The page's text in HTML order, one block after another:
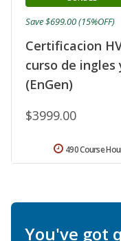
Certificacion
curso de
(EnGen)
$3999.00
Save $699.00 (15%OFF)
490 Course
You've got